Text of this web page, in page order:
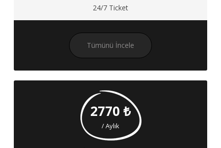
24/7 Ticket
Tümünü İncele
2770 ₺
/ Aylık